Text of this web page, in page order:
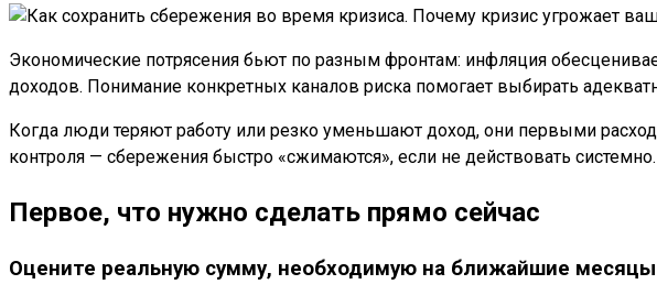
Экономические потрясения бьют по разным фронтам: инфляция
доходов. Понимание конкретных каналов риска помогает выбирать
Когда люди теряют работу или резко уменьшают доход, они первыми
контроля — сбережения быстро «сжимаются», если не действовать системно.
Первое, что нужно сделать прямо сейчас
Оцените реальную сумму, необходимую на ближайшие месяцы